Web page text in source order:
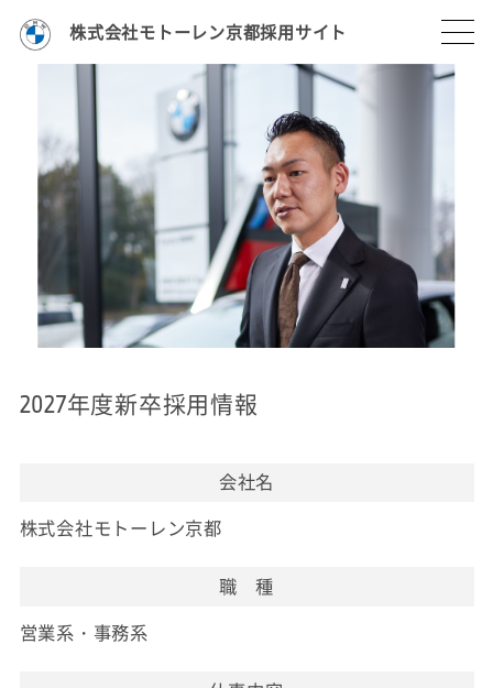
株式会社モトーレン京都採用サイト
2027年度新卒採用情報
会社名
株式会社モトーレン京都
職 種
営業系・事務系